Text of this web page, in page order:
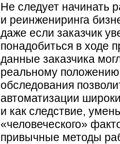
Не следует начинать
и реинжениринга
даже если заказчик
понадобиться в ходе
данные заказчика
реальному положению
обследования
автоматизации
и как следствие,
«человеческого»
привычные методы